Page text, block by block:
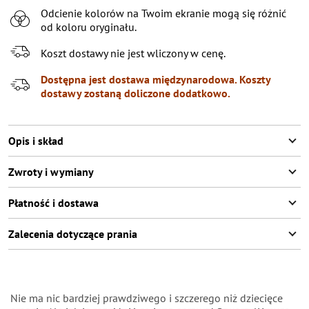
7-8 (122-128 СМ) Pozostało2 przedmioty
Odcienie kolorów na Twoim ekranie mogą się różnić
od koloru oryginału.
Koszt dostawy nie jest wliczony w cenę.
Dostępna jest dostawa międzynarodowa. Koszty
dostawy zostaną doliczone dodatkowo.
Opis i skład
Zwroty i wymiany
Płatność i dostawa
Zalecenia dotyczące prania
Nie ma nic bardziej prawdziwego i szczerego niż dziecięce